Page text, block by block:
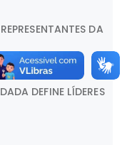
DA
DEFINE LÍDERES